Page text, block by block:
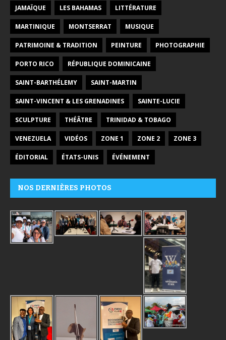
JAMAÏQUE LES BAHAMAS LITTÉRATURE
MARTINIQUE MONTSERRAT MUSIQUE
PATRIMOINE & TRADITION PEINTURE PHOTOGRAPHIE
PORTO RICO RÉPUBLIQUE DOMINICAINE
SAINT-BARTHÉLEMY SAINT-MARTIN
SAINT-VINCENT & LES GRENADINES SAINTE-LUCIE
SCULPTURE THÉÂTRE TRINIDAD & TOBAGO
VENEZUELA VIDÉOS ZONE 1 ZONE 2 ZONE 3
ÉDITORIAL ÉTATS-UNIS ÉVÉNEMENT
NOS DERNIÈRES PHOTOS